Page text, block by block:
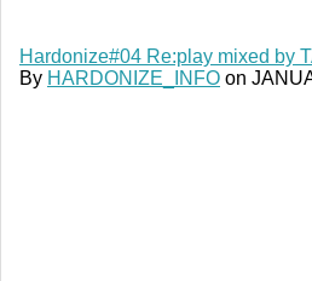
Hardonize#04 Re:play mixed by
By HARDONIZE_INFO on